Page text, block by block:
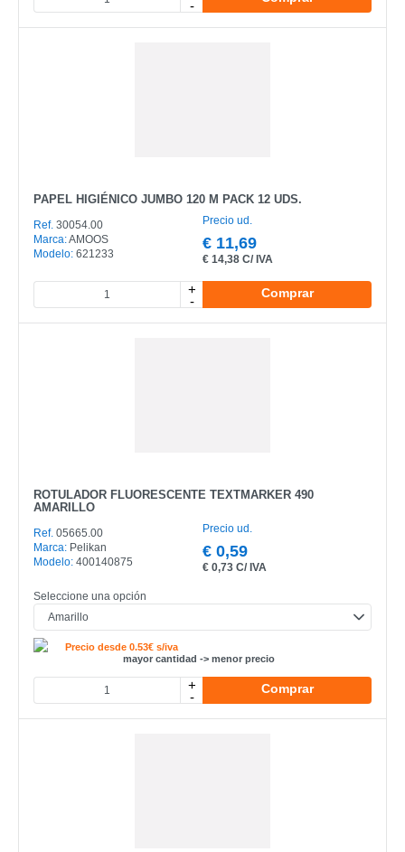
-
PAPEL HIGIÉNICO JUMBO 120 M PACK 12 UDS.
Ref. 30054.00
Marca:AMOOS
Modelo: 621233
Precio ud.
€ 11,69
€ 14,38 C/ IVA
+
-
Comprar
ROTULADOR FLUORESCENTE TEXTMARKER 490
AMARILLO
Ref. 05665.00
Marca: Pelikan
Modelo: 400140875
Precio ud.
€ 0,59
€ 0,73 C/ IVA
Seleccione una opción
Precio desde 0.53€ s/iva
mayor cantidad -> menor precio
+
-
Comprar
MODELO